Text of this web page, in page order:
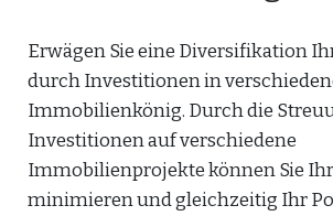
Erwägen Sie eine Diversifikation
durch Investitionen in
Immobilienkönig. Durch die
Investitionen auf verschiedene
Immobilienprojekte können Sie
minimieren und gleichzeitig Ihr